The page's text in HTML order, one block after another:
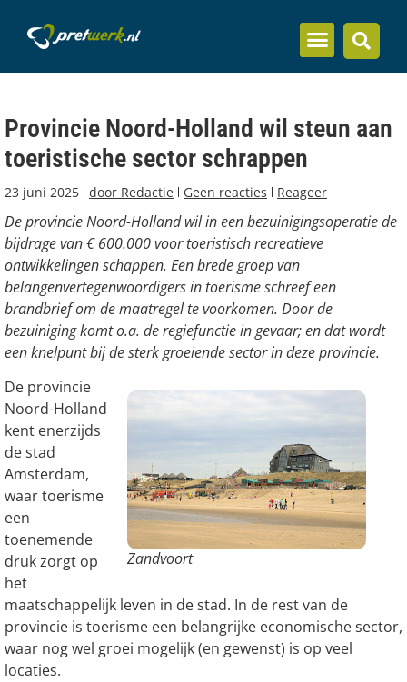
Provincie Noord-Holland wil steun aan
toeristische sector schrappen
23 juni 2025 door Redactie Geen reacties Reageer
De provincie Noord-Holland wil in een bezuinigingsoperatie de
bijdrage van € 600.000 voor toeristisch recreatieve
ontwikkelingen schappen. Een brede groep van
belangenvertegenwoordigers in toerisme schreef een
brandbrief om de maatregel te voorkomen. Door de
bezuiniging komt o.a. de regiefunctie in gevaar; en dat wordt
een knelpunt bij de sterk groeiende sector in deze provincie.
Zandvoort
De provincie
Noord-Holland
kent enerzijds
de stad
Amsterdam,
waar toerisme
een
toenemende
druk zorgt op
het
maatschappelijk leven in de stad. In de rest van de
provincie is toerisme een belangrijke economische sector,
waar nog wel groei mogelijk (en gewenst) is op veel
locaties.